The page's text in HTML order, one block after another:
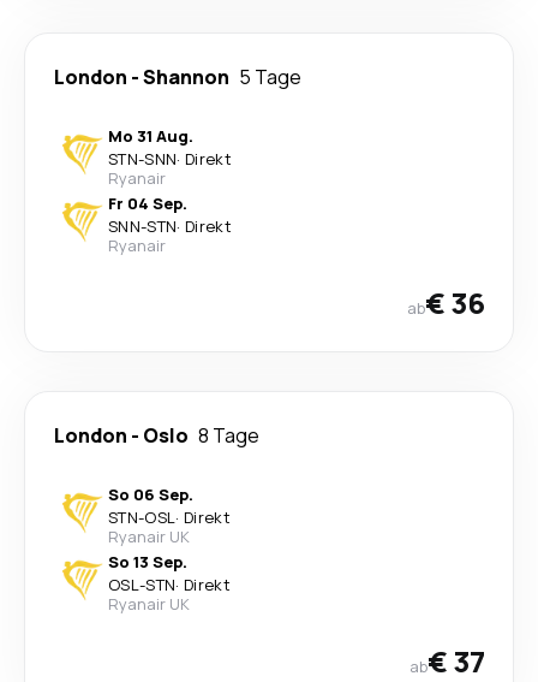
London -Shannon 5 Tage
Mo 31 Aug.
STN-SNN· Direkt
Ryanair
Fr 04 Sep.
SNN-STN· Direkt
Ryanair
ab€ 36
London - Oslo 8 Tage
So 06 Sep.
STN-OSL· Direkt
Ryanair UK
So 13 Sep.
OSL-STN· Direkt
Ryanair UK
ab€ 37